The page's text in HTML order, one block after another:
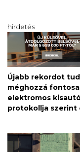
hirdetés
Újabb rekordot
méghozzá
elektromos
protokollja szerint